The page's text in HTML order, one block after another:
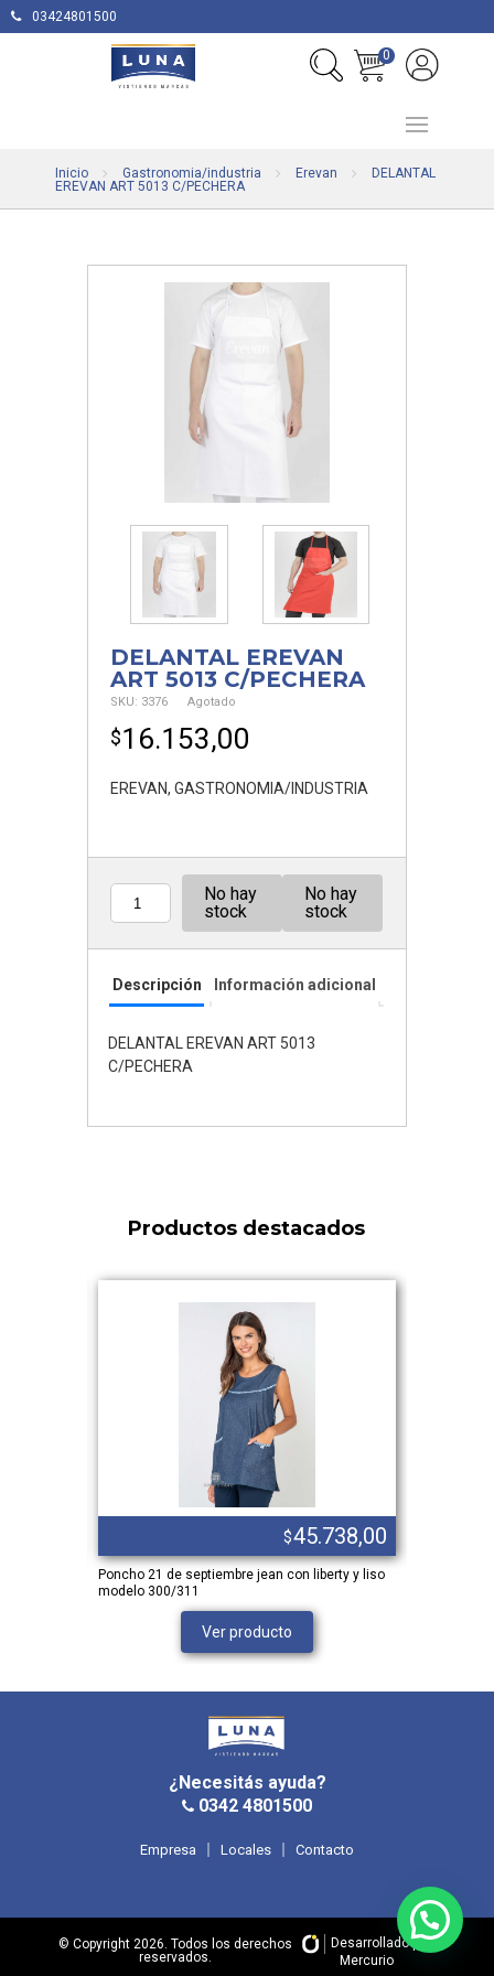
03424801500
0
Inicio Gastronomia/industria Erevan
DELANTAL
EREVAN ART 5013 C/PECHERA
DELANTAL EREVAN
ART 5013 C/PECHERA
SKU: 3376 Agotado
$16.153,00
EREVAN,GASTRONOMIA/INDUSTRIA
Cantidad
No hay
stock
No hay
stock
Descripción Información adicional
DELANTAL EREVAN ART 5013
C/PECHERA
Productos destacados
$45.738,00
Poncho 21 de septiembre jean con liberty y liso
modelo 300/311
Ver producto
¿Necesitás ayuda?
0342 4801500
Empresa Locales Contacto
© Copyright 2026. Todos los derechos
reservados.
Desarrollado por
Mercurio